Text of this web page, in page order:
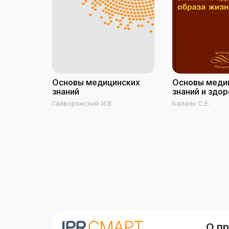
Основы медицинских
знаний
Гайворонский И.В.
Основы
знаний и
образа жизни
Балаян С.Е.